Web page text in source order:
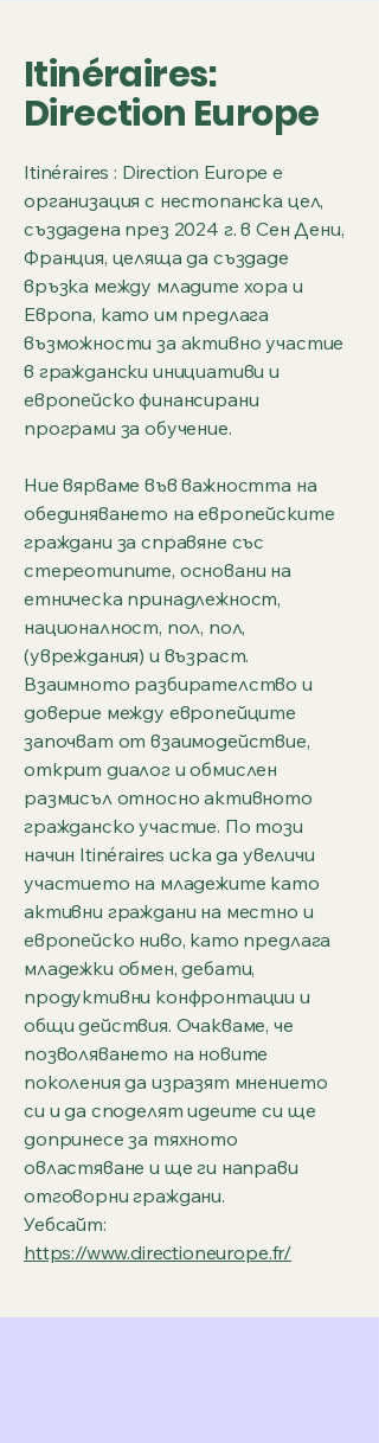
Itinéraires:
Direction Europe
Itinéraires : Direction Europe е
организация с нестопанска цел,
създадена през 2024 г. в Сен Дени,
Франция, целяща да създаде
връзка между младите хора и
Европа, като им предлага
възможности за активно участие
в граждански инициативи и
европейско финансирани
програми за обучение.
Ние вярваме във важността на
обединяването на европейските
граждани за справяне със
стереотипите, основани на
етническа принадлежност,
националност, пол, пол,
(увреждания) и възраст.
Взаимното разбирателство и
доверие между европейците
започват от взаимодействие,
открит диалог и обмислен
размисъл относно активното
гражданско участие. По този
начин Itinéraires иска да увеличи
участието на младежите като
активни граждани на местно и
европейско ниво, като предлага
младежки обмен, дебати,
продуктивни конфронтации и
общи действия. Очакваме, че
позволяването на новите
поколения да изразят мнението
си и да споделят идеите си ще
допринесе за тяхното
овластяване и ще ги направи
отговорни граждани.
Уебсайт:
https://www.directioneurope.fr/